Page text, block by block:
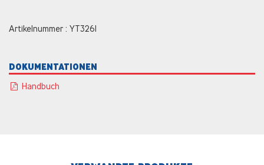
Artikelnummer : YT3261
DOKUMENTATIONEN
Handbuch